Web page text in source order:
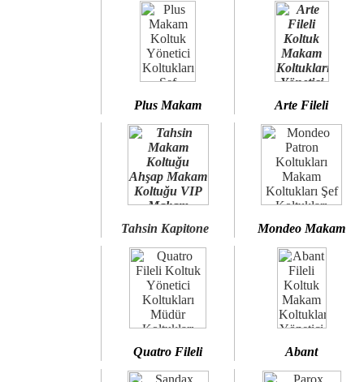
Plus Makam Arte Fileli
Tahsin Kapitone Mondeo Makam
Quatro Fileli Abant